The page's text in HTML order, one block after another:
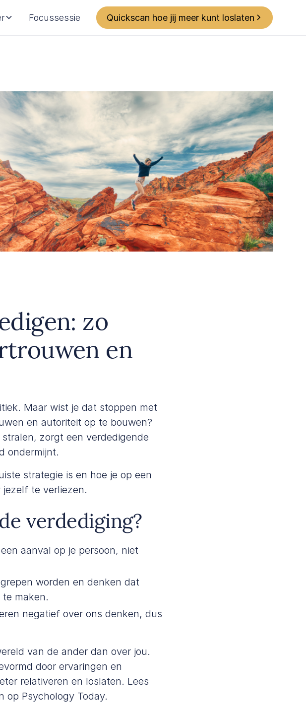
Focussessie Quickscan hoe jij meer kunt loslaten
zo
en
Maar wist je dat stoppen met
en autoriteit op te bouwen?
zorgt een verdedigende
ondermijnt.
strategie is en hoe je op een
te verliezen.
verdediging?
aanval op je persoon, niet
worden en denken dat
maken.
negatief over ons denken, dus
van de ander dan over jou.
door ervaringen en
relativeren en loslaten. Lees
op Psychology Today.